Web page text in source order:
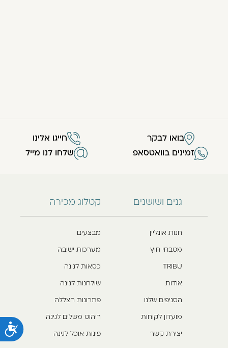
גנים ושושנים
חנות אונליין
מטבחי חוץ
TRIBU
אודות
הסניפים שלנו
מועדון לקוחות
יצירת קשר
קטלוג מכירה
מבצעים
מערכות ישיבה
כסאות לגינה
שולחנות לגינה
פתרונות הצללה
ריהוט משלים לגינה
פינות אוכל לגינה
בואו לבקר
חייגו אלינו
זמינים בוואטסאפ
שלחו לנו מייל